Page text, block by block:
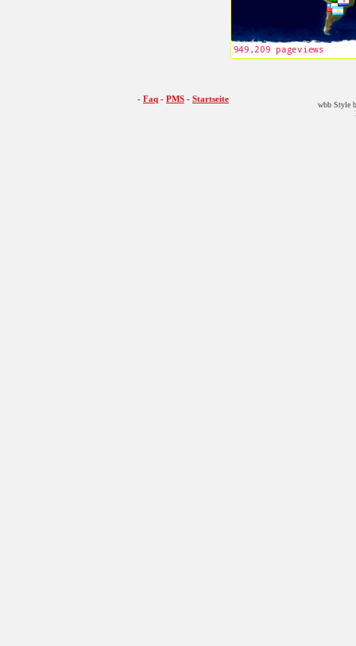
- Faq - PMS - Startseite
wbb Style